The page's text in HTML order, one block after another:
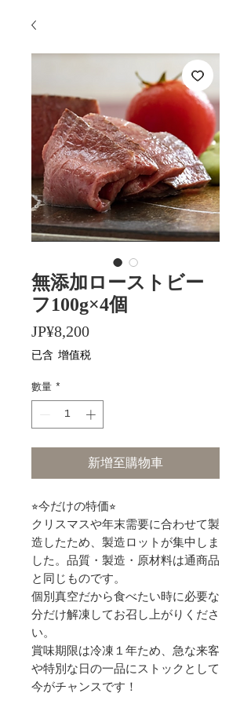
無添加ローストビー
フ100g×4個
JP¥8,200價
格
已含 增值税
數量 *
新增至購物車
⭐︎今だけの特価⭐︎
クリスマスや年末需要に合わせて製
造したため、製造ロットが集中しま
した。品質・製造・原材料は通商品
と同じものです。
個別真空だから食べたい時に必要な
分だけ解凍してお召し上がりくださ
い。
賞味期限は冷凍１年ため、急な来客
や特別な日の一品にストックとして
今がチャンスです！